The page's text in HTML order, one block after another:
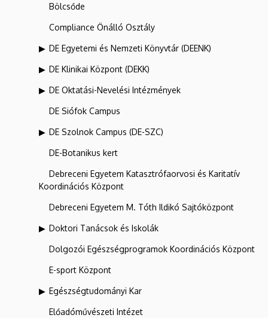
Bölcsőde
Compliance Önálló Osztály
DE Egyetemi és Nemzeti Könyvtár (DEENK)
DE Klinikai Központ (DEKK)
DE Oktatási-Nevelési Intézmények
DE Siófok Campus
DE Szolnok Campus (DE-SZC)
DE-Botanikus kert
Debreceni Egyetem Katasztrófaorvosi és Karitatív
Koordinációs Központ
Debreceni Egyetem M. Tóth Ildikó Sajtóközpont
Doktori Tanácsok és Iskolák
Dolgozói Egészségprogramok Koordinációs Központ
E-sport Központ
Egészségtudományi Kar
Előadóművészeti Intézet